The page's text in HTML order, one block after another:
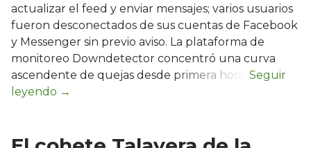
actualizar el feed y enviar mensajes; varios usuarios
fueron desconectados de sus cuentas de Facebook
y Messenger sin previo aviso. La plataforma de
monitoreo Downdetector concentró una curva
ascendente de quejas desde primera hora.